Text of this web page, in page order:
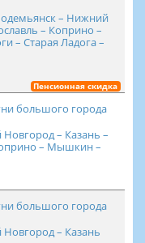
– Нижний
– Коприно –
– Старая Ладога –
Пенсионная скидка
большого города
– Казань –
– Мышкин –
большого города
– Казань